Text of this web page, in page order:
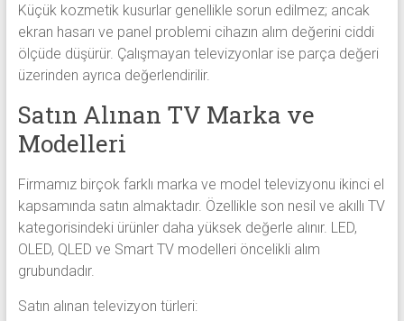
Küçük kozmetik kusurlar genellikle sorun edilmez; ancak
ekran hasarı ve panel problemi cihazın alım değerini ciddi
ölçüde düşürür. Çalışmayan televizyonlar ise parça değeri
üzerinden ayrıca değerlendirilir.
Satın Alınan TV Marka ve
Modelleri
Firmamız birçok farklı marka ve model televizyonu ikinci el
kapsamında satın almaktadır. Özellikle son nesil ve akıllı TV
kategorisindeki ürünler daha yüksek değerle alınır. LED,
OLED, QLED ve Smart TV modelleri öncelikli alım
grubundadır.
Satın alınan televizyon türleri: